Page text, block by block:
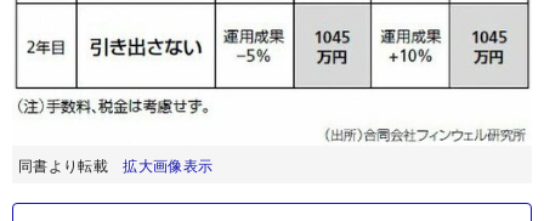
同書より転載拡大画像表示